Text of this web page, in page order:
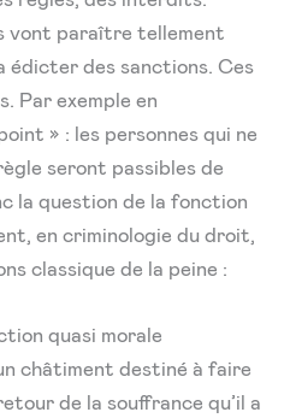
vont paraître tellement
édicter des sanctions. Ces
Par exemple en
» : les personnes qui ne
seront passibles de
la question de la fonction
en criminologie du droit,
classique de la peine :
quasi morale
châtiment destiné à faire
de la souffrance qu’il a